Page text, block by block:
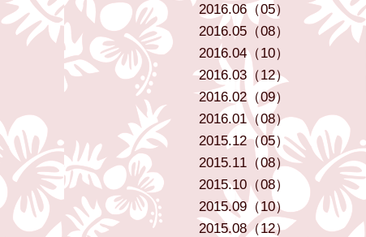
2016.06（05）
2016.05（08）
2016.04（10）
2016.03（12）
2016.02（09）
2016.01（08）
2015.12（05）
2015.11（08）
2015.10（08）
2015.09（10）
2015.08（12）